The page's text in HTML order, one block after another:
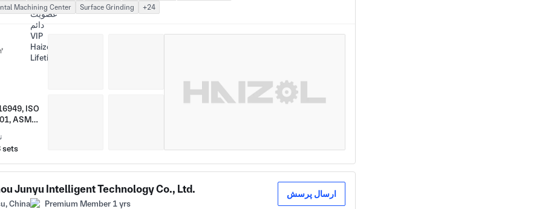
Machining Center
Surface Grinding +24
ISO
ASME,
sets
Junyu Intelligent Technology Co., Ltd.
China Premium Member 1 yrs
ارسال پرسش